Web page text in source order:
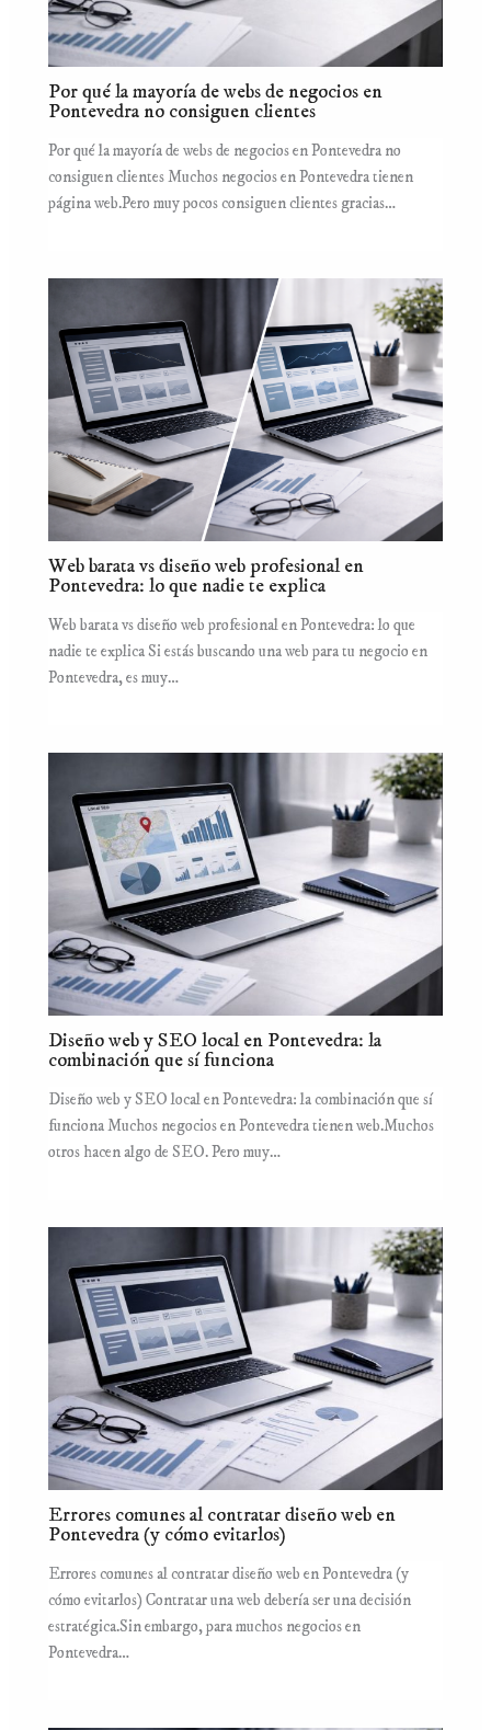
Por qué la mayoría de webs de negocios en
Pontevedra no consiguen clientes
Por qué la mayoría de webs de negocios en Pontevedra no
consiguen clientes Muchos negocios en Pontevedra tienen
página web.Pero muy pocos consiguen clientes gracias…
Web barata vs diseño web profesional en
Pontevedra: lo que nadie te explica
Web barata vs diseño web profesional en Pontevedra: lo que
nadie te explica Si estás buscando una web para tu negocio en
Pontevedra, es muy…
Diseño web y SEO local en Pontevedra: la
combinación que sí funciona
Diseño web y SEO local en Pontevedra: la combinación que sí
funciona Muchos negocios en Pontevedra tienen web.Muchos
otros hacen algo de SEO. Pero muy…
Errores comunes al contratar diseño web en
Pontevedra (y cómo evitarlos)
Errores comunes al contratar diseño web en Pontevedra (y
cómo evitarlos) Contratar una web debería ser una decisión
estratégica.Sin embargo, para muchos negocios en
Pontevedra…